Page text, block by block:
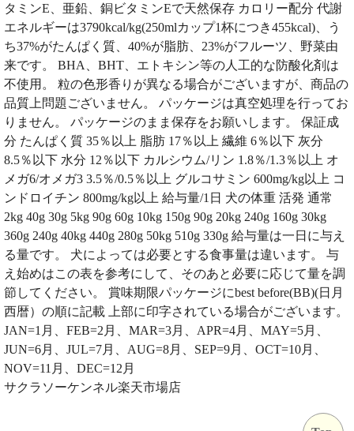
タミンE、亜鉛、銅ビタミンEで天然保存 カロリー配分 代謝
エネルギーは3790kcal/kg(250mlカップ1杯につき455kcal)、う
ち37%がたんぱく質、40%が脂肪、23%がフルーツ、野菜由
来です。 BHA、BHT、エトキシン等の人工的な防酸化剤は
不使用。 粒の色形香りが異なる場合がございますが、商品の
品質上問題ございません。 パッケージは真空処理を行ってお
りません。 パッケージのまま保存をお願いします。 保証成
分 たんぱく質 35％以上 脂肪 17％以上 繊維 6％以下 灰分
8.5％以下 水分 12％以下 カルシウム/リン 1.8％/1.3％以上 オ
メガ6/オメガ3 3.5％/0.5％以上 グルコサミン 600mg/kg以上 コ
ンドロイチン 800mg/kg以上 給与量/1日 犬の体重 活発 通常
2kg 40g 30g 5kg 90g 60g 10kg 150g 90g 20kg 240g 160g 30kg
360g 240g 40kg 440g 280g 50kg 510g 330g 給与量は一日に与え
る量です。 犬によっては必要とする食事量は違います。 与
え始めはこの表を参考にして、そのあと必要に応じて量を調
節してください。 賞味期限パッケージにbest before(BB)(日月
西暦）の順に記載 上部に印字されている場合がございます。
JAN=1月、FEB=2月、MAR=3月、APR=4月、MAY=5月、
JUN=6月、JUL=7月、AUG=8月、SEP=9月、OCT=10月、
NOV=11月、DEC=12月
サクラソーケンネル楽天市場店